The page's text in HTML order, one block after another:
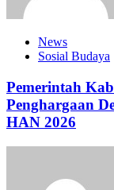
News
Sosial Budaya
Pemerintah
Penghargaan
HAN 2026